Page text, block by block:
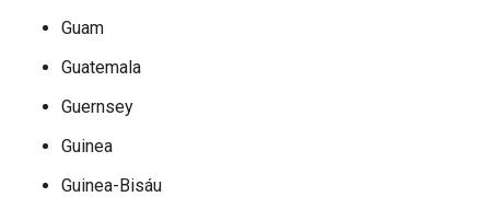
Guam
Guatemala
Guernsey
Guinea
Guinea-Bisáu